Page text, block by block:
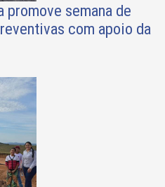
promove semana de
com apoio da